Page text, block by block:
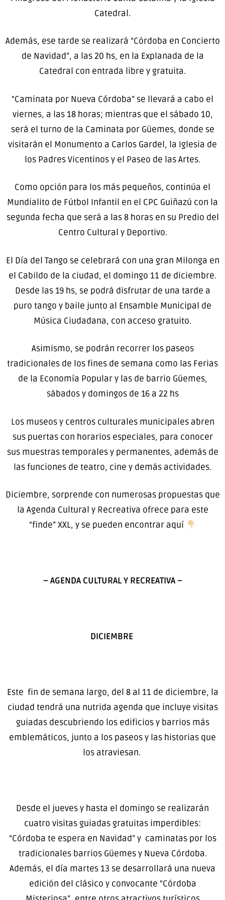
Catedral.
Además, ese tarde se realizará “Córdoba en Concierto
de Navidad”, a las 20 hs, en la Explanada de la
Catedral con entrada libre y gratuita.
“Caminata por Nueva Córdoba” se llevará a cabo el
viernes, a las 18 horas; mientras que el sábado 10,
será el turno de la Caminata por Güemes, donde se
visitarán el Monumento a Carlos Gardel, la Iglesia de
los Padres Vicentinos y el Paseo de las Artes.
Como opción para los más pequeños, continúa el
Mundialito de Fútbol Infantil en el CPC Guiñazú con la
segunda fecha que será a las 8 horas en su Predio del
Centro Cultural y Deportivo.
El Día del Tango se celebrará con una gran Milonga en
el Cabildo de la ciudad, el domingo 11 de diciembre.
Desde las 19 hs, se podrá disfrutar de una tarde a
puro tango y baile junto al Ensamble Municipal de
Música Ciudadana, con acceso gratuito.
Asimismo, se podrán recorrer los paseos
tradicionales de los fines de semana como las Ferias
de la Economía Popular y las de barrio Güemes,
sábados y domingos de 16 a 22 hs
Los museos y centros culturales municipales abren
sus puertas con horarios especiales, para conocer
sus muestras temporales y permanentes, además de
las funciones de teatro, cine y demás actividades.
Diciembre, sorprende con numerosas propuestas que
la Agenda Cultural y Recreativa ofrece para este
“finde” XXL, y se pueden encontrar aquí
– AGENDA CULTURAL Y RECREATIVA –
DICIEMBRE
Este fin de semana largo, del 8 al 11 de diciembre, la
ciudad tendrá una nutrida agenda que incluye visitas
guiadas descubriendo los edificios y barrios más
emblemáticos, junto a los paseos y las historias que
los atraviesan.
Desde el jueves y hasta el domingo se realizarán
cuatro visitas guiadas gratuitas imperdibles:
“Córdoba te espera en Navidad” y caminatas por los
tradicionales barrios Güemes y Nueva Córdoba.
Además, el día martes 13 se desarrollará una nueva
edición del clásico y convocante “Córdoba